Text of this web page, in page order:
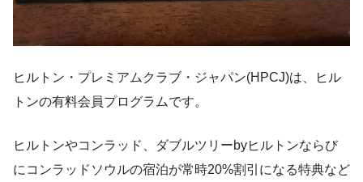
ヒルトン・プレミアムクラブ・ジャパン(HPCJ)は、ヒル
トンの有料会員プログラムです。
ヒルトンやコンラッド、ダブルツリーbyヒルトンならび
にコンラッドソウルの宿泊が常時20%割引になる特典など